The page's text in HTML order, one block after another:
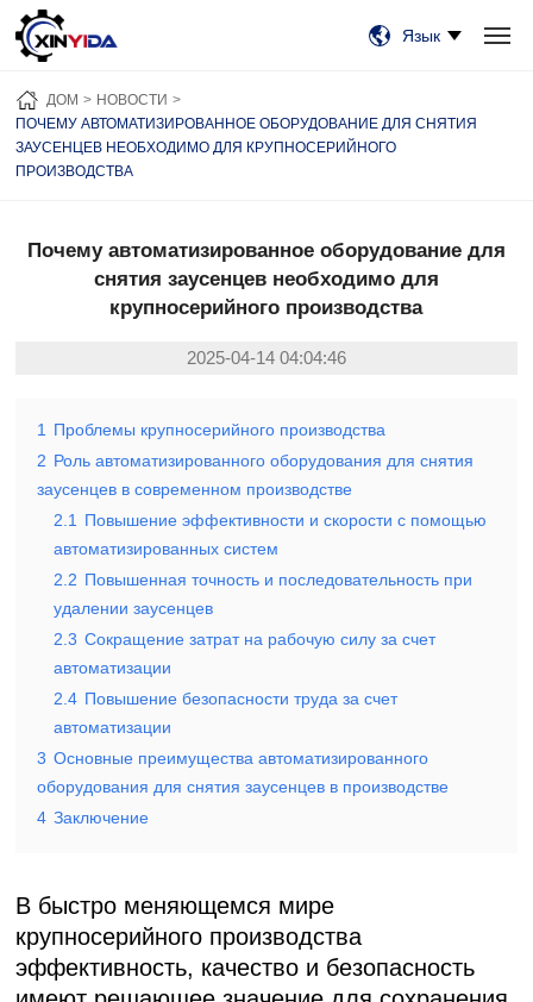
ДОМ
ПРОДУКЦИЯ
ВИДЕО
СЛУЧАИ
НОВОСТИ
О НАС
СВЯЗАТЬСЯ С НАМИ
Язык
ДОМ
НОВОСТИ
ПОЧЕМУ АВТОМАТИЗИРОВАННОЕ ОБОРУДОВАНИЕ ДЛЯ СНЯТИЯ
ЗАУСЕНЦЕВ НЕОБХОДИМО ДЛЯ КРУПНОСЕРИЙНОГО
ПРОИЗВОДСТВА
Почему автоматизированное оборудование для
снятия заусенцев необходимо для
крупносерийного производства
2025-04-14 04:04:46
1
Проблемы крупносерийного производства
2 Роль автоматизированного оборудования для снятия
заусенцев в современном производстве
2.1
Повышение эффективности и скорости с помощью
автоматизированных систем
2.2 Повышенная точность и последовательность при
удалении заусенцев
2.3 Сокращение затрат на рабочую силу за счет
автоматизации
2.4 Повышение безопасности труда за счет
автоматизации
3 Основные преимущества автоматизированного
оборудования для снятия заусенцев в производстве
4 Заключение
В быстро меняющемся мире
крупносерийного производства
эффективность, качество и безопасность